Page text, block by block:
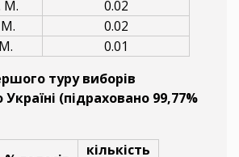
М.
0.02
М.
0.02
0.01
туру виборів
(підраховано 99,77%
кількість